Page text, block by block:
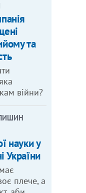
та
війни?
науки у
України
плече, а